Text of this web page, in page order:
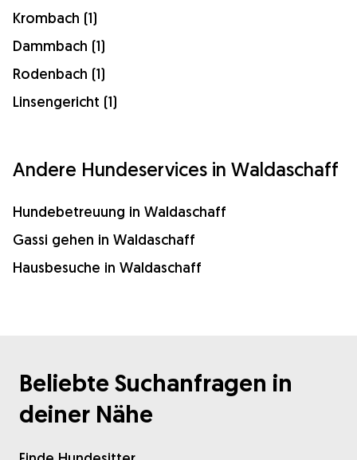
Krombach (1)
Dammbach (1)
Rodenbach (1)
Linsengericht (1)
Andere Hundeservices in Waldaschaff
Hundebetreuung in Waldaschaff
Gassi gehen in Waldaschaff
Hausbesuche in Waldaschaff
Beliebte Suchanfragen in
deiner Nähe